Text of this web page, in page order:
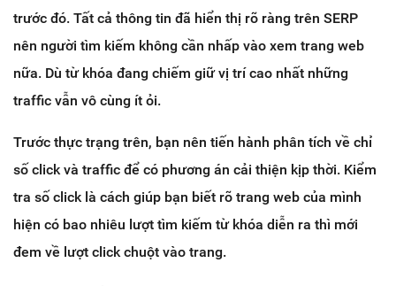
trước đó. Tất cả thông tin đã hiển thị rõ ràng trên SERP
nên người tìm kiếm không cần nhấp vào xem trang web
nữa. Dù từ khóa đang chiếm giữ vị trí cao nhất những
traffic vẫn vô cùng ít ỏi.
Trước thực trạng trên, bạn nên tiến hành phân tích về chỉ
số click và traffic để có phương án cải thiện kịp thời. Kiểm
tra số click là cách giúp bạn biết rõ trang web của mình
hiện có bao nhiêu lượt tìm kiếm từ khóa diễn ra thì mới
đem về lượt click chuột vào trang.